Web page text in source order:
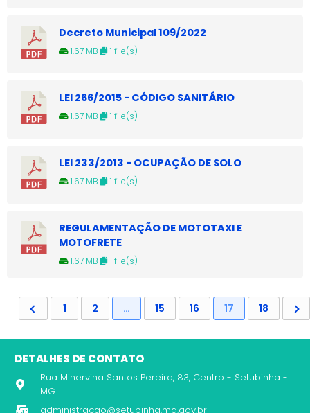
Decreto Municipal 109/2022
1.67 MB 1 file(s)
LEI 266/2015 - CÓDIGO SANITÁRIO
1.67 MB 1 file(s)
LEI 233/2013 - OCUPAÇÃO DE SOLO
1.67 MB 1 file(s)
REGULAMENTAÇÃO DE MOTOTAXI E
MOTOFRETE
1.67 MB 1 file(s)
1 2 … 15 16 17 18
DETALHES DE CONTATO
Rua Minervina Santos Pereira, 83, Centro - Setubinha -
MG
administracao@setubinha.mg.gov.br